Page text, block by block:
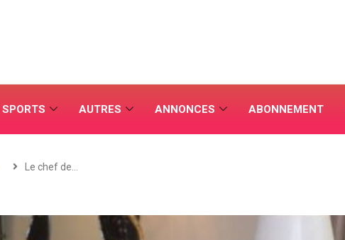
SPORTS AUTRES ANNONCES ABONNEMENT
Le chef de…